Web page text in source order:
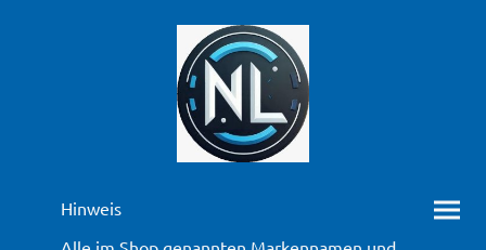
Hinweis